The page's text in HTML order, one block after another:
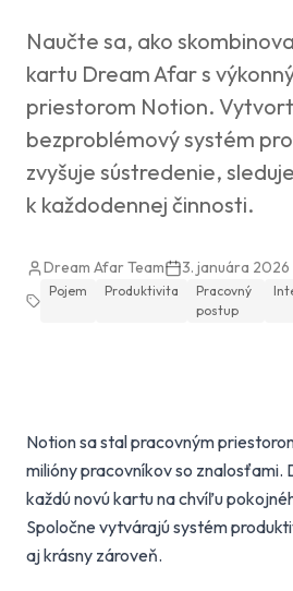
Naučte sa, ako
kartu Dream Afar s
priestorom Notion.
bezproblémový systém
zvyšuje sústredenie,
k každodennej činnosti.
Dream Afar Team 3. januára 2026
Pojem Produktivita
Pracovný
postup
Notion sa stal pracovným
milióny pracovníkov so
každú novú kartu na chvíľu
Spoločne vytvárajú systém
aj krásny zároveň.